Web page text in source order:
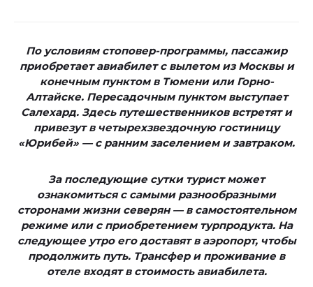
По условиям стоповер-программы, пассажир
приобретает авиабилет с вылетом из Москвы и
конечным пунктом в Тюмени или Горно-
Алтайске. Пересадочным пунктом выступает
Салехард. Здесь путешественников встретят и
привезут в четырехзвездочную гостиницу
«Юрибей» — с ранним заселением и завтраком.
За последующие сутки турист может
ознакомиться с самыми разнообразными
сторонами жизни северян — в самостоятельном
режиме или с приобретением турпродукта. На
следующее утро его доставят в аэропорт, чтобы
продолжить путь. Трансфер и проживание в
отеле входят в стоимость авиабилета.